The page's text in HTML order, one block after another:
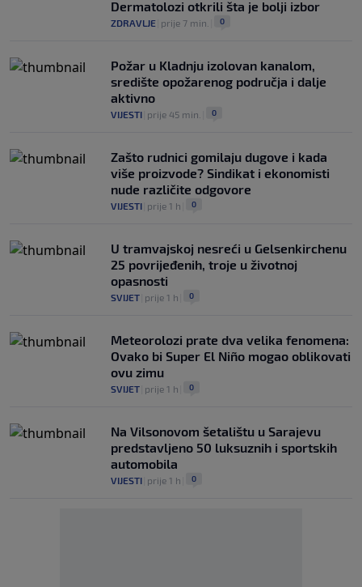
Dermatolozi otkrili šta je bolji izbor
ZDRAVLJE prije 7 min. 0
Požar u Kladnju izolovan kanalom,
središte opožarenog područja i dalje
aktivno
VIJESTI prije 45 min. 0
Zašto rudnici gomilaju dugove i kada
više proizvode? Sindikat i ekonomisti
nude različite odgovore
VIJESTI prije 1 h 0
U tramvajskoj nesreći u Gelsenkirchenu
25 povrijeđenih, troje u životnoj
opasnosti
SVIJET prije 1 h 0
Meteorolozi prate dva velika fenomena:
Ovako bi Super El Niño mogao oblikovati
ovu zimu
SVIJET prije 1 h 0
Na Vilsonovom šetalištu u Sarajevu
predstavljeno 50 luksuznih i sportskih
automobila
VIJESTI prije 1 h 0